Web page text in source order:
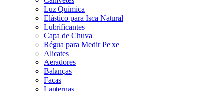
Luz Química
Elástico para Isca Natural
Lubrificantes
Capa de Chuva
Régua para Medir Peixe
Alicates
Aeradores
Balanças
Facas
Lanternas